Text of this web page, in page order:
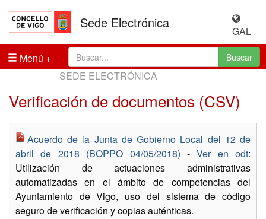
Sede Electrónica
GAL
Menú
Buscar
SEDE ELECTRÓNICA
Verificación de documentos (CSV)
Acuerdo de la Junta de Gobierno Local del 12 de
abril de 2018 (BOPPO 04/05/2018) -Ver en odt:
Utilización de actuaciones administrativas
automatizadas en el ámbito de competencias del
Ayuntamiento de Vigo, uso del sistema de código
seguro de verificación y copias auténticas.